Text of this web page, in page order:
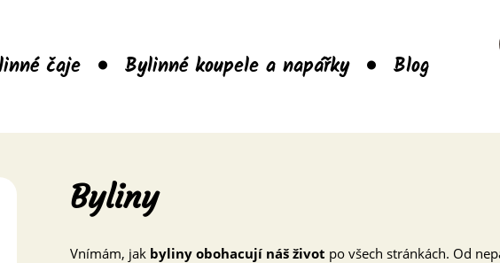
čaje Bylinné koupele a napářky Blog
Byliny
Vnímám, jak byliny obohacují náš život po všech stránkách. Od